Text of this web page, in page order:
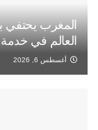
المغرب يحتفي
العالم في خدمة
أغسطس 6, 2026